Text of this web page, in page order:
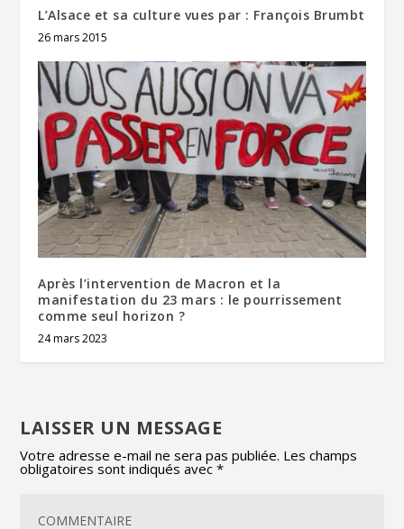
L’Alsace et sa culture vues par : François Brumbt
26 mars 2015
Après l’intervention de Macron et la
manifestation du 23 mars : le pourrissement
comme seul horizon ?
24 mars 2023
LAISSER UN MESSAGE
Votre adresse e-mail ne sera pas publiée. Les champs
obligatoires sont indiqués avec*